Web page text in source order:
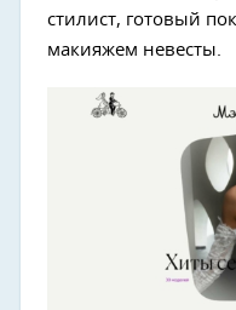
стилист, готовый
макияжем невесты.